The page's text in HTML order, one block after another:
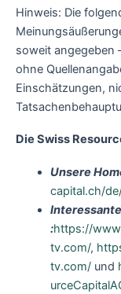
Hinweis: Die
soweit angegeben
ohne
Einschätzungen,
Die Swiss
Unsere
capital.ch/
:https://
tv.com/,
tv.com/und